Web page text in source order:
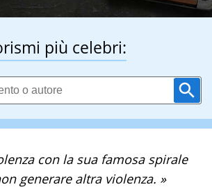
più celebri:
con la sua famosa spirale
generare altra violenza. »